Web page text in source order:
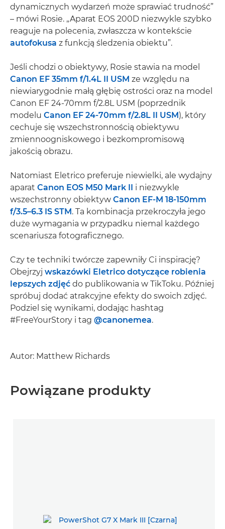
dynamicznych wydarzeń może sprawiać trudność”
– mówi Rosie. „Aparat EOS 200D niezwykle szybko
reaguje na polecenia, zwłaszcza w kontekście
autofokusa z funkcją śledzenia obiektu”.
Jeśli chodzi o obiektywy, Rosie stawia na model
Canon EF 35mm f/1.4L II USM ze względu na
niewiarygodnie małą głębię ostrości oraz na model
Canon EF 24-70mm f/2.8L USM (poprzednik
modelu Canon EF 24-70mm f/2.8L II USM), który
cechuje się wszechstronnością obiektywu
zmiennoogniskowego i bezkompromisową
jakością obrazu.
Natomiast Eletrico preferuje niewielki, ale wydajny
aparat Canon EOS M50 Mark II i niezwykle
wszechstronny obiektyw Canon EF-M 18-150mm
f/3.5–6.3 IS STM. Ta kombinacja przekroczyła jego
duże wymagania w przypadku niemal każdego
scenariusza fotograficznego.
Czy te techniki twórcze zapewniły Ci inspirację?
Obejrzyj wskazówki Eletrico dotyczące robienia
lepszych zdjęć do publikowania w TikToku. Później
spróbuj dodać atrakcyjne efekty do swoich zdjęć.
Podziel się wynikami, dodając hashtag
#FreeYourStory i tag @canonemea.
Autor: Matthew Richards
Powiązane produkty